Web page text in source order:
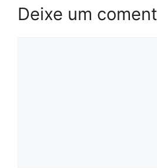
Deixe um